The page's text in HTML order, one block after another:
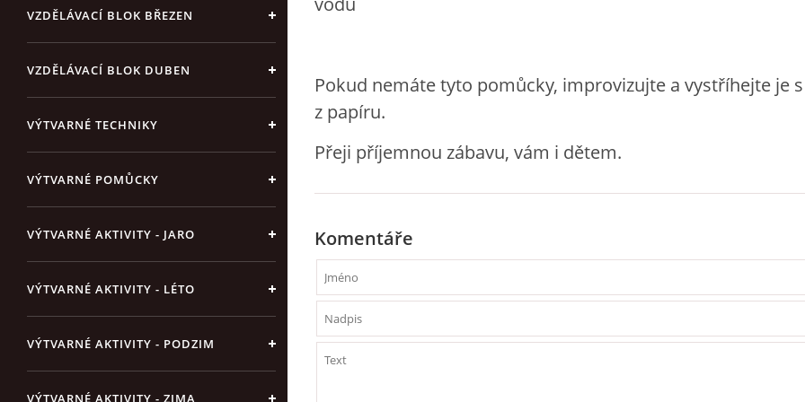
VZDĚLÁVACÍ BLOK BŘEZEN
VZDĚLÁVACÍ BLOK DUBEN
VÝTVARNÉ TECHNIKY
VÝTVARNÉ POMŮCKY
VÝTVARNÉ AKTIVITY - JARO
VÝTVARNÉ AKTIVITY - LÉTO
VÝTVARNÉ AKTIVITY - PODZIM
VÝTVARNÉ AKTIVITY - ZIMA
Pokud nemáte tyto pomůcky, improvizujte a vystříhejte je
z papíru.
Přeji příjemnou zábavu, vám i dětem.
Komentáře